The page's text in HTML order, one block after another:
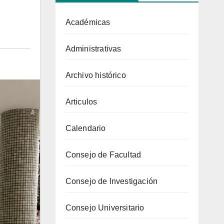
Académicas
Administrativas
Archivo histórico
Articulos
Calendario
Consejo de Facultad
Consejo de Investigación
Consejo Universitario